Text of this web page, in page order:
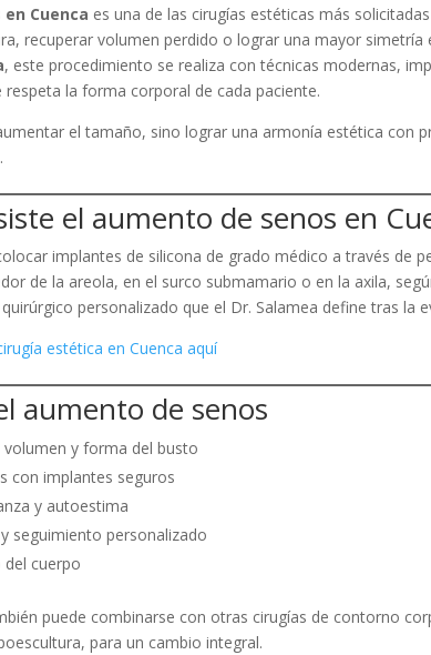
Cuenca es una de las cirugías estéticas más
recuperar volumen perdido o lograr una mayor simetría
, este procedimiento se realiza con técnicas modernas,
la forma corporal de cada paciente.
el tamaño, sino lograr una armonía estética con
el aumento de senos en
implantes de silicona de grado médico a través de
de la areola, en el surco submamario o en la axila,
personalizado que el Dr. Salamea define tras la
estética en Cuenca aquí
aumento de senos
y forma del busto
con implantes seguros
y autoestima
seguimiento personalizado
cuerpo
puede combinarse con otras cirugías de contorno
para un cambio integral.